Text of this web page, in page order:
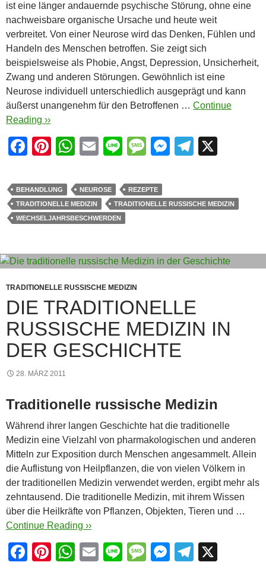
ist eine länger andauernde psychische Störung, ohne eine
nachweisbare organische Ursache und heute weit
verbreitet. Von einer Neurose wird das Denken, Fühlen und
Handeln des Menschen betroffen. Sie zeigt sich
beispielsweise als Phobie, Angst, Depression, Unsicherheit,
Zwang und anderen Störungen. Gewöhnlich ist eine
Neurose individuell unterschiedlich ausgeprägt und kann
äußerst unangenehm für den Betroffenen … Continue
Reading ››
F
c
e
b
o
k
Pi
er
e
st
W
at
s
A
p
E
ail
Li
e
M
ss
a
M
e
er
T
gr
BEHANDLUNG NEUROSE
REZEPTE
TRADITIONELLE MEDIZIN
TRADITIONELLE RUSSISCHE MEDIZIN
WECHSELJAHRSBESCHWERDEN
TRADITIONELLE RUSSISCHE MEDIZIN
DIE TRADITIONELLE
RUSSISCHE MEDIZIN IN
DER GESCHICHTE
28. MÄRZ 2011
Traditionelle russische Medizin
Während ihrer langen Geschichte hat die traditionelle
Medizin eine Vielzahl von pharmakologischen und anderen
Mitteln zur Exposition durch Menschen angesammelt. Allein
die Auflistung von Heilpflanzen, die von vielen Völkern in
der traditionellen Medizin verwendet werden, ergibt mehr als
zehntausend. Die traditionelle Medizin, mit ihrem Wissen
über die Heilkräfte von Pflanzen, Objekten, Tieren und …
Continue Reading ››
F
Pi
W
E
Li
M
M
T